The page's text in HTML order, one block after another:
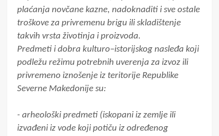
plaćanja novčane kazne, nadoknaditi i sve ostale
troškove za privremenu brigu ili skladištenje
takvih vrsta životinja i proizvoda.
Predmeti i dobra kulturo–istorijskog nasleđa koji
podležu režimu potrebnih uverenja za izvoz ili
privremeno iznošenje iz teritorije Republike
Severne Makedonije su:
- arheološki predmeti (iskopani iz zemlje ili
izvađeni iz vode koji potiču iz određenog